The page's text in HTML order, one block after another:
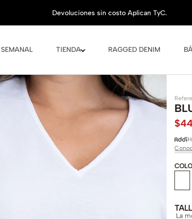
TIENDA RAGGED DENIM
$
La